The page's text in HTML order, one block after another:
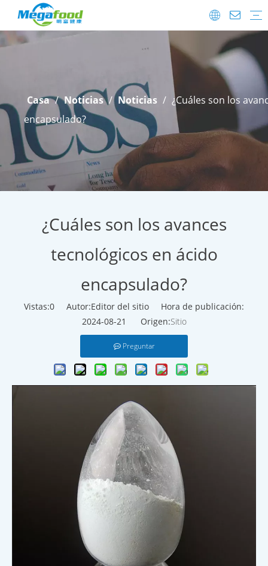
Casa / Noticias / Noticias / ¿Cuáles son los
encapsulado?
¿Cuáles son los avances
tecnológicos en ácido
encapsulado?
Vistas:0 Autor:Editor del sitio Hora de publicación:
2024-08-21 Origen:Sitio
Preguntar